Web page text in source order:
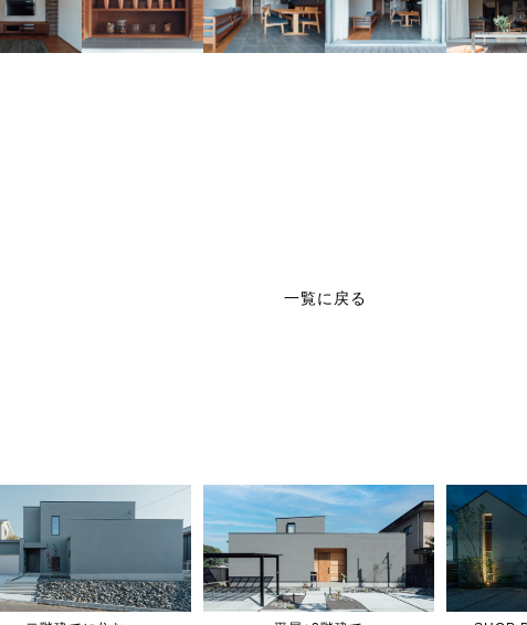
一覧に戻る